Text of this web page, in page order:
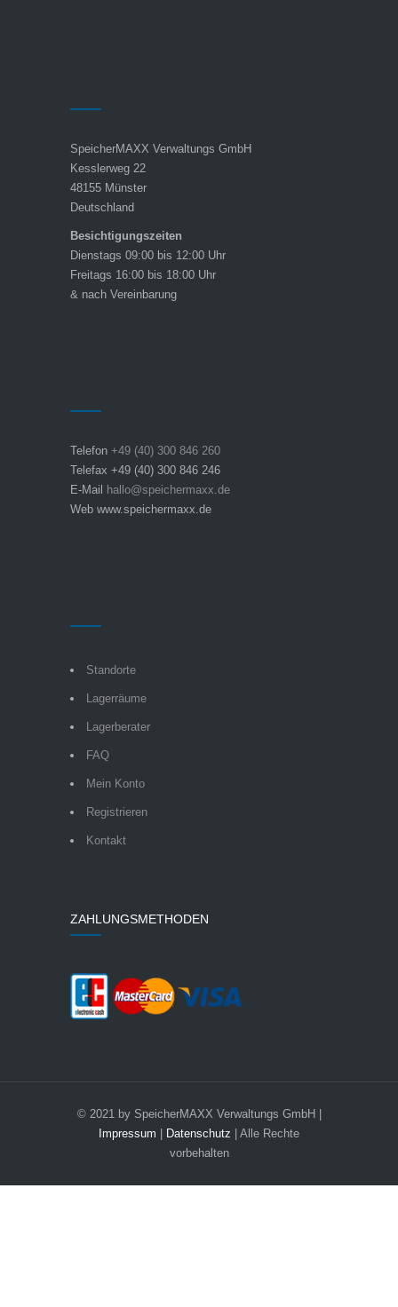
SpeicherMAXX Verwaltungs GmbH
Kesslerweg 22
48155 Münster
Deutschland
Besichtigungszeiten
Dienstags 09:00 bis 12:00 Uhr
Freitags 16:00 bis 18:00 Uhr
& nach Vereinbarung
Telefon +49 (40) 300 846 260
Telefax +49 (40) 300 846 246
E-Mail
hallo@speichermaxx.de
Web www.speichermaxx.de
Standorte
Lagerräume
Lagerberater
FAQ
Mein Konto
Registrieren
Kontakt
ZAHLUNGSMETHODEN
© 2021 by SpeicherMAXX Verwaltungs GmbH |
Impressum
Datenschutz | Alle Rechte
vorbehalten